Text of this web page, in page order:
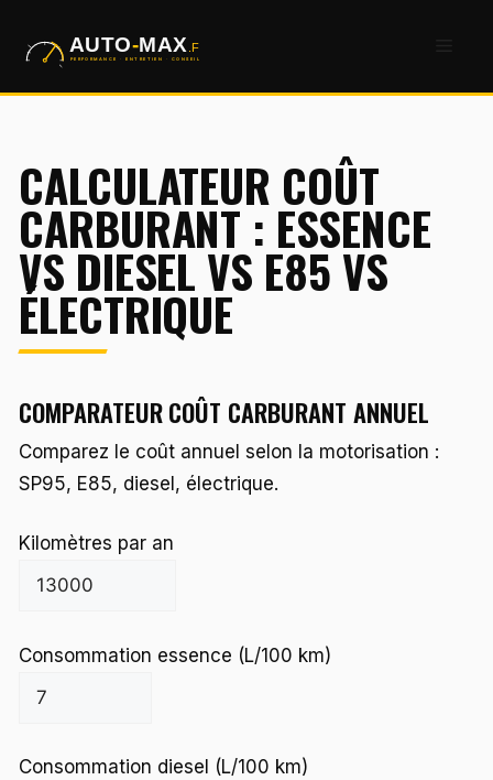
CALCULATEUR COÛT
CARBURANT : ESSENCE
VS DIESEL VS E85 VS
ÉLECTRIQUE
COMPARATEUR COÛT CARBURANT ANNUEL
Comparez le coût annuel selon la motorisation :
SP95, E85, diesel, électrique.
Kilomètres par an
Consommation essence (L/100 km)
Consommation diesel (L/100 km)